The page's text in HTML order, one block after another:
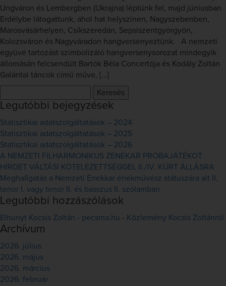
Ungváron és Lembergben (Ukrajna) léptünk fel, majd júniusban
Erdélybe látogattunk, ahol hat helyszínen, Nagyszebenben,
Marosvásárhelyen, Csíkszeredán, Sepsiszentgyörgyön,
Kolozsváron és Nagyváradon hangversenyeztünk. A nemzeti
együvé tartozást szimbolizáló hangversenysorozat mindegyik
állomásán felcsendült Bartók Béla Concertója és Kodály Zoltán
Galántai táncok című műve, […]
Legutóbbi bejegyzések
Statisztikai adatszolgáltatások – 2024
Statisztikai adatszolgáltatások – 2025
Statisztikai adatszolgáltatások – 2026
A NEMZETI FILHARMONIKUS ZENEKAR PRÓBAJÁTÉKOT
HIRDET VÁLTÁSI KÖTELEZETTSÉGGEL II./IV. KÜRT ÁLLÁSRA
Meghallgatás a Nemzeti Énekkar énekművész státuszára alt II,
tenor I. vagy tenor II. és basszus II. szólamban
Legutóbbi hozzászólások
Elhunyt Kocsis Zoltán - pecsma.hu - Közlemény Kocsis Zoltánról
Archívum
2026. július
2026. május
2026. március
2026. február